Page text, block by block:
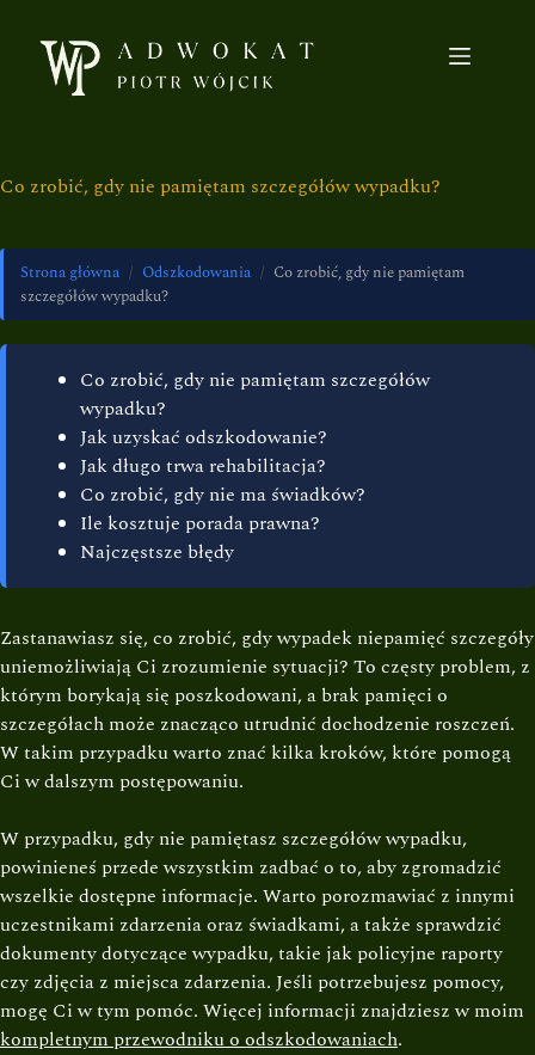
Co zrobić, gdy nie pamiętam szczegółów wypadku?
Strona główna / Odszkodowania / Co zrobić, gdy nie pamiętam
szczegółów wypadku?
Co zrobić, gdy nie pamiętam szczegółów
wypadku?
Jak uzyskać odszkodowanie?
Jak długo trwa rehabilitacja?
Co zrobić, gdy nie ma świadków?
Ile kosztuje porada prawna?
Najczęstsze błędy
Zastanawiasz się, co zrobić, gdy wypadek niepamięć szczegóły
uniemożliwiają Ci zrozumienie sytuacji? To częsty problem, z
którym borykają się poszkodowani, a brak pamięci o
szczegółach może znacząco utrudnić dochodzenie roszczeń.
W takim przypadku warto znać kilka kroków, które pomogą
Ci w dalszym postępowaniu.
W przypadku, gdy nie pamiętasz szczegółów wypadku,
powinieneś przede wszystkim zadbać o to, aby zgromadzić
wszelkie dostępne informacje. Warto porozmawiać z innymi
uczestnikami zdarzenia oraz świadkami, a także sprawdzić
dokumenty dotyczące wypadku, takie jak policyjne raporty
czy zdjęcia z miejsca zdarzenia. Jeśli potrzebujesz pomocy,
mogę Ci w tym pomóc. Więcej informacji znajdziesz w moim
kompletnym przewodniku o odszkodowaniach.